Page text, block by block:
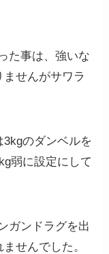
た事は、強いな
せんがサワラ
のダンベルを
弱に設定にして
ガンドラグを出
せんでした。